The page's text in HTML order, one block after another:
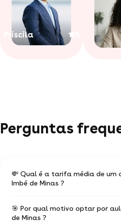
Priscila
Perguntas
💸 Qual é a tarifa média de um
Imbé de Minas ?
O valor médio de uma
🎯 Por qual motivo optar por
de Minas ?